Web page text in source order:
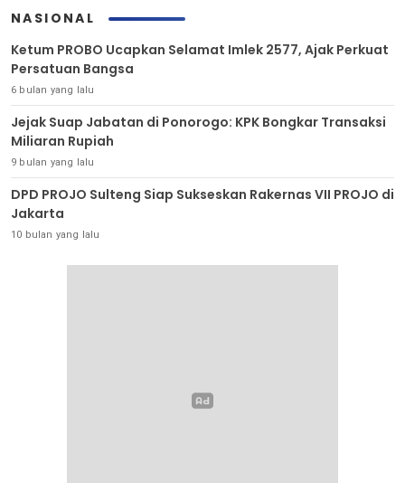
NASIONAL
Ketum PROBO Ucapkan Selamat Imlek 2577, Ajak Perkuat
Persatuan Bangsa
6 bulan yang lalu
Jejak Suap Jabatan di Ponorogo: KPK Bongkar Transaksi
Miliaran Rupiah
9 bulan yang lalu
DPD PROJO Sulteng Siap Sukseskan Rakernas VII PROJO di
Jakarta
10 bulan yang lalu